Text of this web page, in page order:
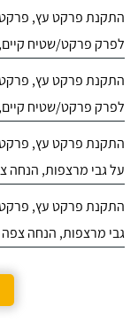
התקנת פרקט עץ,
לפרק פרקט/שטיח
התקנת פרקט עץ,
לפרק פרקט/שטיח
התקנת פרקט עץ,
על גבי מרצפות, הנחה
התקנת פרקט עץ, פרקט
גבי מרצפות, הנחה צפה